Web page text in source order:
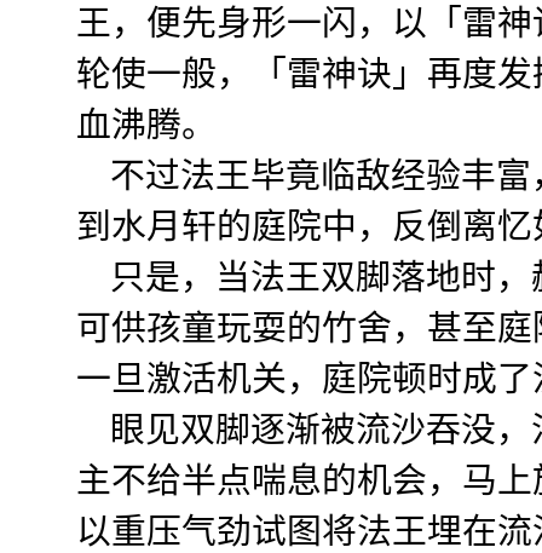
王，便先身形一闪，以「雷
轮使一般，「雷神诀」再度
血沸腾。
不过法王毕竟临敌经验丰富
到水月轩的庭院中，反倒离
只是，当法王双脚落地时，
可供孩童玩耍的竹舍，甚至
一旦激活机关，庭院顿时成
眼见双脚逐渐被流沙吞没，
主不给半点喘息的机会，马
以重压气劲试图将法王埋在